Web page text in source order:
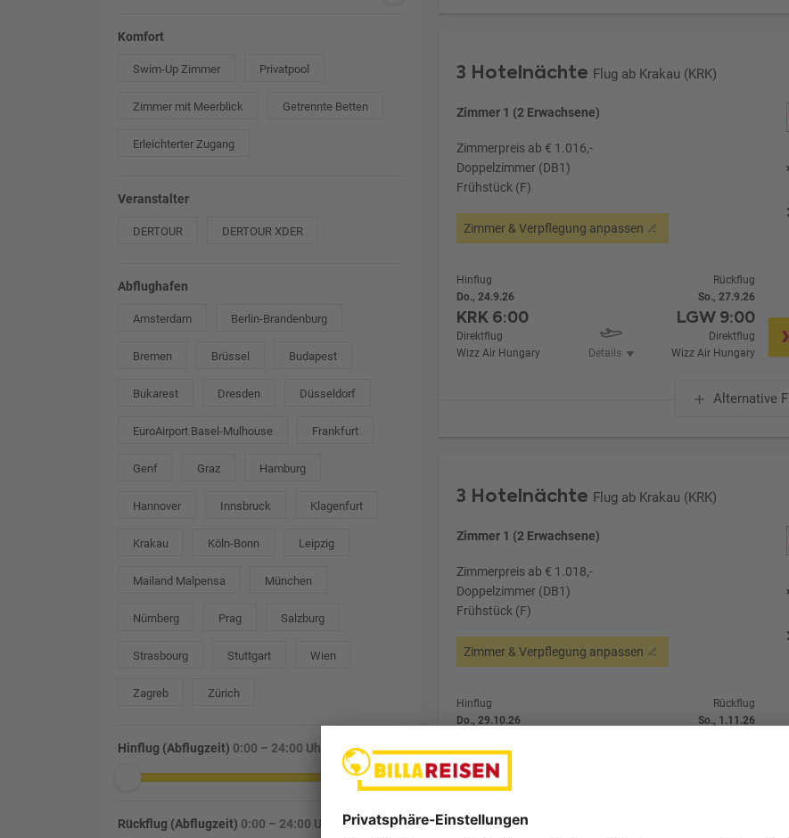
Komfort
Swim-Up Zimmer Privatpool
Zimmer mit Meerblick Getrennte Betten
Erleichterter Zugang
Veranstalter
DERTOUR DERTOUR XDER
Abflughafen
Amsterdam Berlin-Brandenburg
Bremen Brüssel Budapest
Bukarest Dresden Düsseldorf
EuroAirport Basel-Mulhouse Frankfurt
Genf Graz Hamburg
Hannover Innsbruck Klagenfurt
Krakau Köln-Bonn Leipzig
Mailand Malpensa München
Nürnberg Prag Salzburg
Strasbourg Stuttgart Wien
Zagreb Zürich
Hinflug (Abflugzeit) 0:00 – 24:00 Uhr
Rückflug (Abflugzeit) 0:00 – 24:00 Uhr
3 Hotelnächte Flug ab Krakau (KRK)
Zimmer 1 (2 Erwachsene)
Zimmerpreis ab € 1.016,-
Doppelzimmer (DB1)
Frühstück (F)
Zimmer & Verpflegung anpassen
Hinflug
Do., 24.9.26
KRK 6:00
Direktflug
Wizz Air Hungary
Details
Rückflug
So., 27.9.26
LGW 9:00
Direktflug
Wizz Air Hungary
Alternative
3 Hotelnächte Flug ab Krakau (KRK)
Zimmer 1 (2 Erwachsene)
Zimmerpreis ab € 1.018,-
Doppelzimmer (DB1)
Frühstück (F)
Zimmer & Verpflegung anpassen
Hinflug
Do., 29.10.26
Direktflug
Wizz Air Hungary
Rückflug
So., 1.11.26